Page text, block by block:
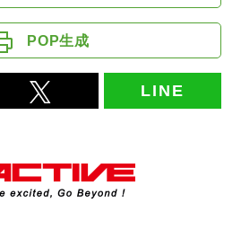
POP生成
LINE